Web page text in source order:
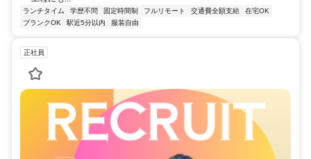
ランチタイム 学歴不問 固定時間制 フルリモート 交通費全額支給
在宅OK
ブランクOK
駅近5分以内 服装自由
正社員